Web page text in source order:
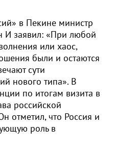
в Пекине министр
И заявил: «При любой
или хаос,
были и остаются
сути
нового типа». В
по итогам визита в
российской
отметил, что Россия и
роль в